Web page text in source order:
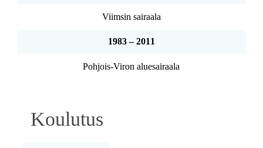
Viimsin sairaala
1983 – 2011
Pohjois-Viron aluesairaala
Koulutus